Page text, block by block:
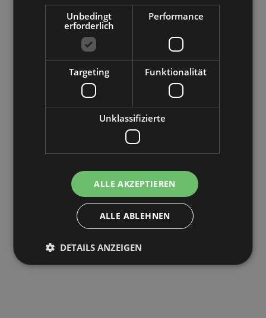
Unbedingt
erforderlich
Performance
Targeting Funktionalität
Unklassifizierte
ALLE AKZEPTIEREN
ALLE ABLEHNEN
DETAILS ANZEIGEN